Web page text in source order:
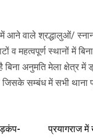
में आने वाले श्रद्धालुओं/
व महत्वपूर्ण स्थानों में
बिना अनुमति मेला क्षेत्र
सम्बंध में सभी थाना
प्रयागराज